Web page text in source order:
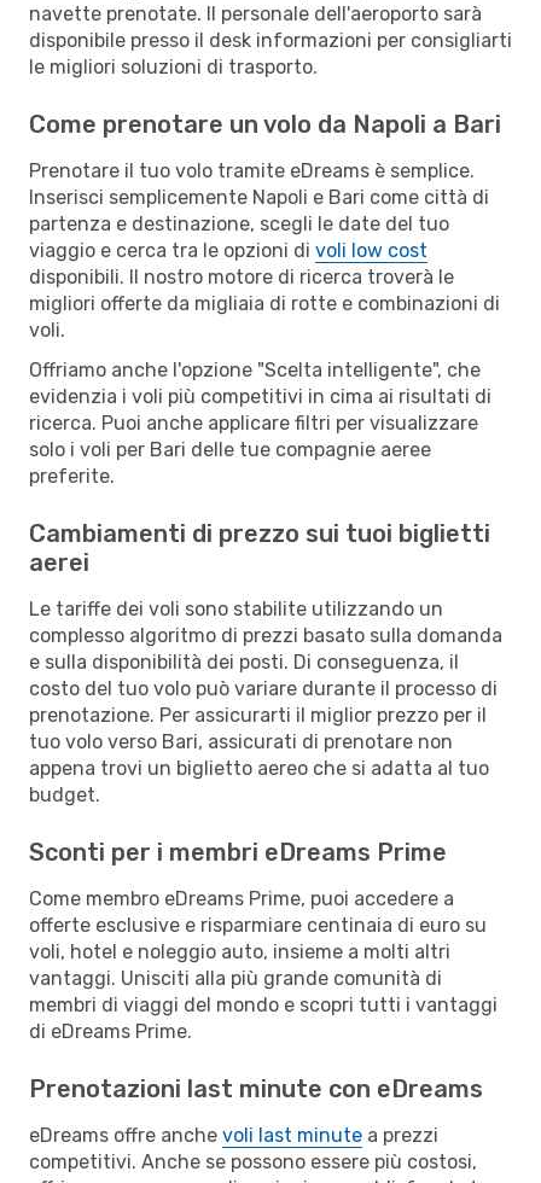
navette prenotate. Il personale dell'aeroporto sarà
disponibile presso il desk informazioni per consigliarti
le migliori soluzioni di trasporto.
Come prenotare un volo da Napoli a Bari
Prenotare il tuo volo tramite eDreams è semplice.
Inserisci semplicemente Napoli e Bari come città di
partenza e destinazione, scegli le date del tuo
viaggio e cerca tra le opzioni di voli low cost
disponibili. Il nostro motore di ricerca troverà le
migliori offerte da migliaia di rotte e combinazioni di
voli.
Offriamo anche l'opzione "Scelta intelligente", che
evidenzia i voli più competitivi in cima ai risultati di
ricerca. Puoi anche applicare filtri per visualizzare
solo i voli per Bari delle tue compagnie aeree
preferite.
Cambiamenti di prezzo sui tuoi biglietti
aerei
Le tariffe dei voli sono stabilite utilizzando un
complesso algoritmo di prezzi basato sulla domanda
e sulla disponibilità dei posti. Di conseguenza, il
costo del tuo volo può variare durante il processo di
prenotazione. Per assicurarti il miglior prezzo per il
tuo volo verso Bari, assicurati di prenotare non
appena trovi un biglietto aereo che si adatta al tuo
budget.
Sconti per i membri eDreams Prime
Come membro eDreams Prime, puoi accedere a
offerte esclusive e risparmiare centinaia di euro su
voli, hotel e noleggio auto, insieme a molti altri
vantaggi. Unisciti alla più grande comunità di
membri di viaggi del mondo e scopri tutti i vantaggi
di eDreams Prime.
Prenotazioni last minute con eDreams
eDreams offre anche voli last minute a prezzi
competitivi. Anche se possono essere più costosi,